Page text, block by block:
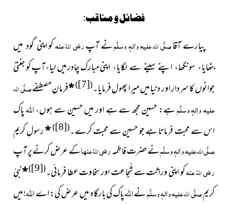
فضائل و مناقب:
پیارے آقاصلَّیاللہعلیہ واٰلہٖ وسلَّمنے آپرضیاللہُعنہکواپنی گود میں
بٹھایا، سونگھا، اپنے سینے سے لگایا، اپنی مبارک چادر میں لیا، آپ کو جنتی
جوانوں کا سردار اور دنیا میں میرا پھول فرمایا۔(
[7]
)
*فرمانِ مصطفےٰصلَّیاللہ
علیہ واٰلہٖ وسلَّمہے: حسین مجھ سے ہے اور میں حسین سے ہوں،اللہپاک
اس سے محبت فرماتا ہے جو حسین سے محبت کرے۔(
[8]
)
*رسولِ کریم
صلَّیاللہعلیہ واٰلہٖ وسلَّمنے حضرت فاطمہرضیاللہُعنہاکے عرض کرنے پر آپ
رضیاللہُعنہکو اپنی وراثت سے شُجاعت اور سخاوت عطا فرمائی۔(
[9]
)
*نبیِّ
کریمصلَّیاللہعلیہ واٰلہٖ وسلَّمنےاللہپاک کی بارگاہ میں عرض کی: اےاللہ! میں